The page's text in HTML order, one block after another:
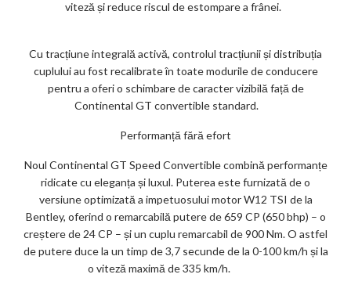
viteză și reduce riscul de estompare a frânei.
Cu tracțiune integrală activă, controlul tracțiunii și distribuția
cuplului au fost recalibrate în toate modurile de conducere
pentru a oferi o schimbare de caracter vizibilă față de
Continental GT convertible standard.
Performanță fără efort
Noul Continental GT Speed ​​Convertible combină performanțe
ridicate cu eleganța și luxul. Puterea este furnizată de o
versiune optimizată a impetuosului motor W12 TSI de la
Bentley, oferind o remarcabilă putere de 659 CP (650 bhp) – o
creștere de 24 CP – și un cuplu remarcabil de 900 Nm. O astfel
de putere duce la un timp de 3,7 secunde de la 0-100 km/h și la
o viteză maximă de 335 km/h.